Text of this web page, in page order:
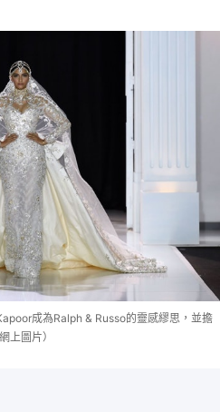
成為Ralph & Russo的靈感繆思，並擔
上圖片）